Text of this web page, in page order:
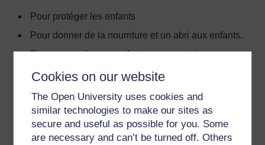
Cookies on our website
The Open University uses cookies and
similar technologies to make our sites as
secure and useful as possible for you. Some
are necessary and can’t be turned off. Others
Pour protéger les enfants
Pour donner de la nourriture et un abri aux enfants.
Pour apprendre aux enfants comment vivre.
Pour apprendre aux enfants ce qu'ils doivent savoir,
Parce que les enfants ne peuvent pas se débrouiller
Pour que les adultes aient de la compagnie.